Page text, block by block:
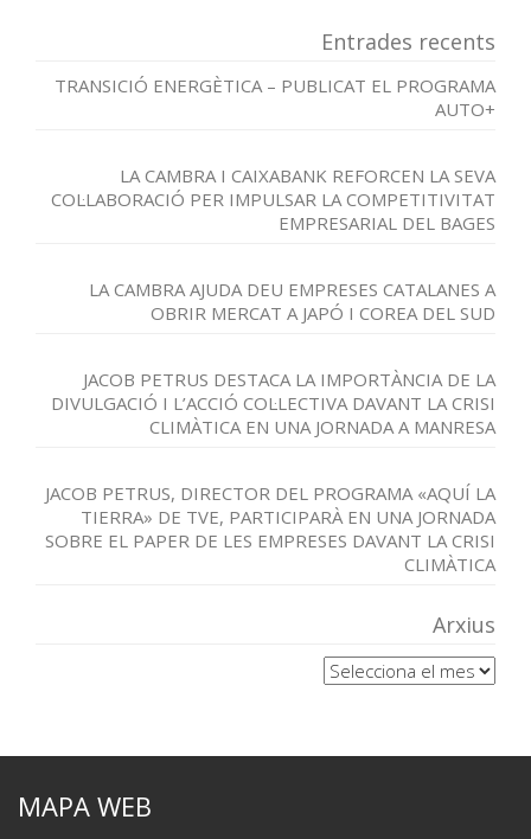
Entrades recents
TRANSICIÓ ENERGÈTICA – PUBLICAT EL PROGRAMA
AUTO+
LA CAMBRA I CAIXABANK REFORCEN LA SEVA
COL·LABORACIÓ PER IMPULSAR LA COMPETITIVITAT
EMPRESARIAL DEL BAGES
LA CAMBRA AJUDA DEU EMPRESES CATALANES A
OBRIR MERCAT A JAPÓ I COREA DEL SUD
JACOB PETRUS DESTACA LA IMPORTÀNCIA DE LA
DIVULGACIÓ I L’ACCIÓ COL·LECTIVA DAVANT LA CRISI
CLIMÀTICA EN UNA JORNADA A MANRESA
JACOB PETRUS, DIRECTOR DEL PROGRAMA «AQUÍ LA
TIERRA» DE TVE, PARTICIPARÀ EN UNA JORNADA
SOBRE EL PAPER DE LES EMPRESES DAVANT LA CRISI
CLIMÀTICA
Arxius
Arxius
MAPA WEB